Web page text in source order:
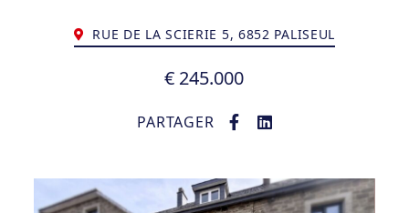
RUE DE LA SCIERIE 5, 6852 PALISEUL
€ 245.000
PARTAGER